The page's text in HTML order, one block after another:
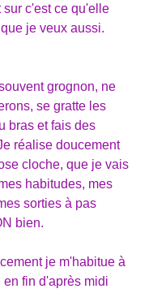
sur c'est ce qu'elle
je veux aussi.
grognon, ne
se gratte les
bras et fais des
réalise doucement
cloche, que je vais
habitudes, mes
sorties à pas
bien.
je m'habitue à
en fin d'après midi